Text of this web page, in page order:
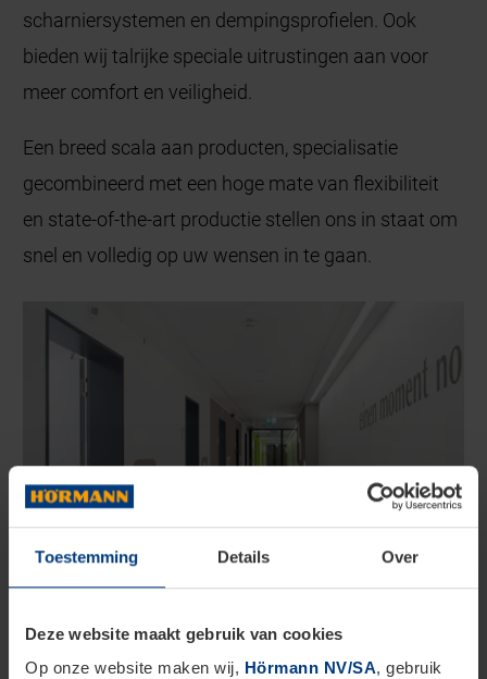
Toestemming Details Over
Deze website maakt gebruik van cookies
Op onze website maken wij, Hörmann NV/SA, gebruik
scharniersystemen en dempingsprofielen. Ook
bieden wij talrijke speciale uitrustingen aan voor
meer comfort en veiligheid.
Een breed scala aan producten, specialisatie
gecombineerd met een hoge mate van flexibiliteit
en state-of-the-art productie stellen ons in staat om
snel en volledig op uw wensen in te gaan.